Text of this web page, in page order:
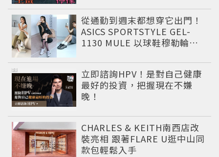
從通勤到週末都想穿它出門！
ASICS SPORTSTYLE GEL-
1130 MULE 以球鞋穆勒輪廓
的復古運動穿搭 LOOK
立即諮詢HPV！是對自己健康
最好的投資，把握現在不嫌
晚！
PR
CHARLES & KEITH南西店改
裝亮相 跟著FLARE U逛中山同
款包輕鬆入手